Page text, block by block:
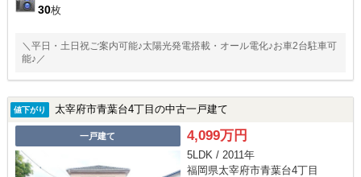
30枚
＼平日・土日祝ご案内可能♪太陽光発電搭載・オール電化♪お車2台駐車可
能♪／
値下がり 太宰府市青葉台4丁目の中古一戸建て
一戸建て 4,099万円
5LDK / 2011年
福岡県太宰府市青葉台4丁目